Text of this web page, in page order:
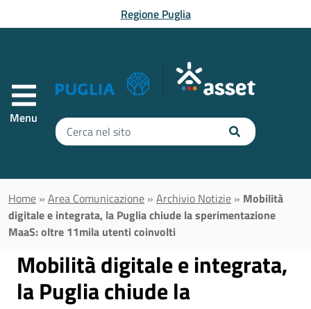
al contenuto principaleRegione Puglia
Menu
Inserisci
il
da
cercare
Home » Area Comunicazione » Archivio Notizie » Mobilità
digitale e integrata, la Puglia chiude la sperimentazione
MaaS: oltre 11mila utenti coinvolti
Mobilità digitale e integrata,
la Puglia chiude la